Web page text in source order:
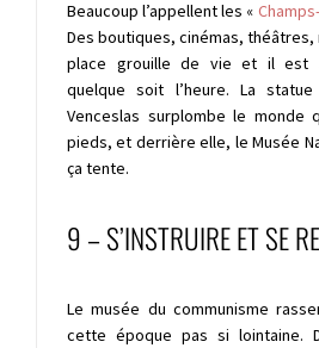
Beaucoup l’appellent les «
Des boutiques, cinémas,
place grouille de vie et il est
quelque soit l’heure. La
Venceslas surplombe le monde
pieds, et derrière elle, le Musée
ça tente.
9 – S’INSTRUIRE ET SE
Le musée du communisme
cette époque pas si lointaine.